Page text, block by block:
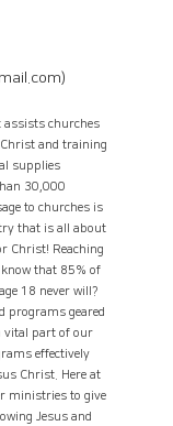
churches
and training
supplies
30,000
to churches is
that is all about
Christ! Reaching
that 85% of
18 never will?
programs geared
vital part of our
effectively
Christ. Here at
ministries to give
Jesus and